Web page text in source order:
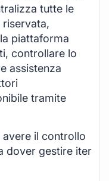
tutte le
riservata,
piattaforma
controllare lo
assistenza
tramite
il controllo
dover gestire iter